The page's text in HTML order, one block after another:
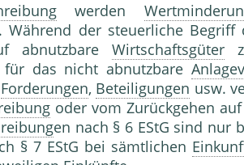
werden
Während der steuerliche
abnutzbare Wirtschaftsgüter
für das nicht abnutzbare
Forderungen, Beteiligungen usw.
oder vom Zurückgehen
en nach § 6 EStG sind nur
§ 7 EStG bei sämtlichen